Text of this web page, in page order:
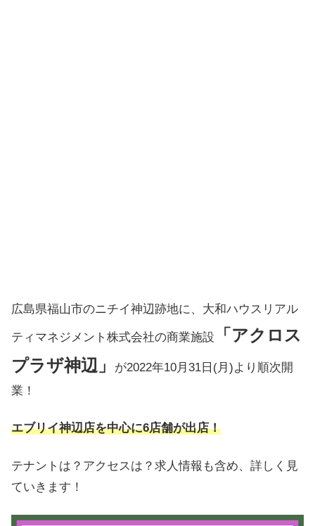
広島県福山市のニチイ神辺跡地に、大和ハウスリアル
ティマネジメント株式会社の商業施設
「アクロス
プラザ神辺」
が2022年10月31日(月)より順次開
業！
エブリイ神辺店を中心に6店舗が出店！
テナントは？アクセスは？求人情報も含め、詳しく見
ていきます！